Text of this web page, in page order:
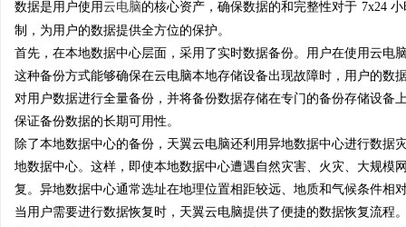
数据是用户使用云电脑的核心资产，确保数据的和完整性对于 7x24
制，为用户的数据提供全方位的保护。
首先，在本地数据中心层面，采用了实时数据备份。用户在使用云
这种备份方式能够确保在云电脑本地存储设备出现故障时，用户的
对用户数据进行全量备份，并将备份数据存储在专门的备份存储设
保证备份数据的长期可用性。
除了本地数据中心的备份，天翼云电脑还利用异地数据中心进行数
地数据中心。这样，即使本地数据中心遭遇自然灾害、火灾、大规
复。异地数据中心通常选址在地理位置相距较远、地质和气候条件相
当用户需要进行数据恢复时，天翼云电脑提供了便捷的数据恢复流